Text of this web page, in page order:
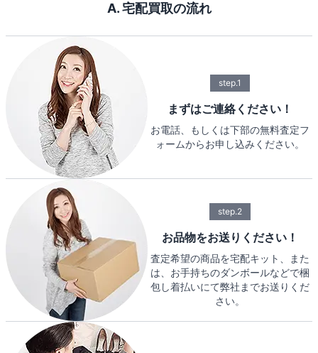
A. 宅配買取の流れ
step.1
まずはご連絡ください！
お電話、もしくは下部の無料査定フ
ォームからお申し込みください。
step.2
お品物をお送りください！
査定希望の商品を宅配キット、また
は、お手持ちのダンボールなどで梱
包し着払いにて弊社までお送りくだ
さい。